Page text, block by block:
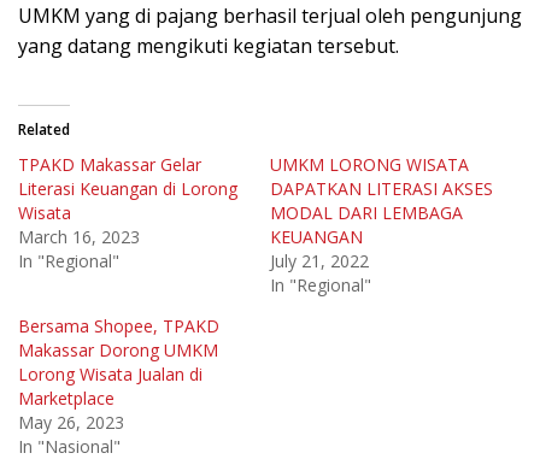
UMKM yang di pajang berhasil terjual oleh pengunjung
yang datang mengikuti kegiatan tersebut.
Related
TPAKD Makassar Gelar
Literasi Keuangan di Lorong
Wisata
March 16, 2023
In "Regional"
UMKM LORONG WISATA
DAPATKAN LITERASI AKSES
MODAL DARI LEMBAGA
KEUANGAN
July 21, 2022
In "Regional"
Bersama Shopee, TPAKD
Makassar Dorong UMKM
Lorong Wisata Jualan di
Marketplace
May 26, 2023
In "Nasional"